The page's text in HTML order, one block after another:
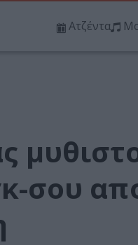
Ατζέντα
σου